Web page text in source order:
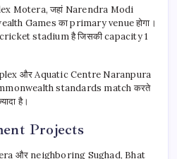
Motera, जहां Narendra Modi
Games का primary venue होगा।
cricket stadium है जिसकी capacity 1
और Aquatic Centre Naranpura
standards match करते
है।
Projects
और neighboring Sughad, Bhat